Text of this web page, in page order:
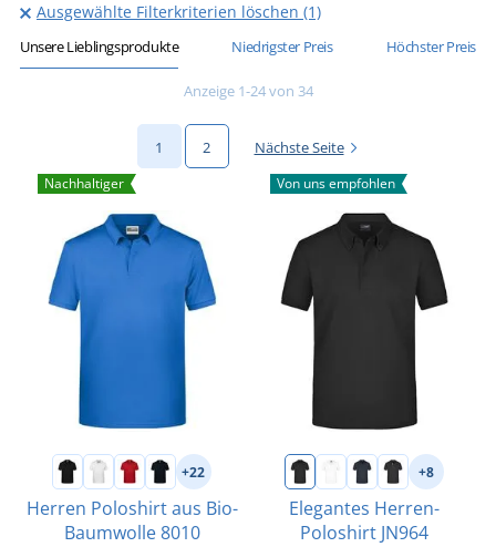
Ausgewählte Filterkriterien löschen (1)
Unsere Lieblingsprodukte Niedrigster Preis Höchster Preis
Anzeige 1-24 von 34
1 2 Nächste Seite
Nachhaltiger
+22
Herren Poloshirt aus Bio-
Baumwolle 8010
Von uns empfohlen
+8
Elegantes Herren-
Poloshirt JN964